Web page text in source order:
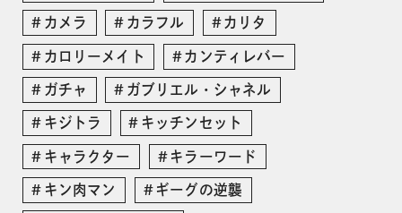
カメラ カラフル カリタ
カロリーメイト カンティレバー
ガチャ ガブリエル・シャネル
キジトラ キッチンセット
キャラクター キラーワード
キン肉マン ギーグの逆襲